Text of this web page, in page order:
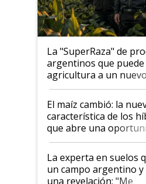
La "SuperRaza" de
argentinos que puede
agricultura a un nuevo
posibilidades de
infinitas"
El maíz cambió: la
característica de los
que abre una
el lote
La experta en suelos
un campo argentino
una revelación: "Me